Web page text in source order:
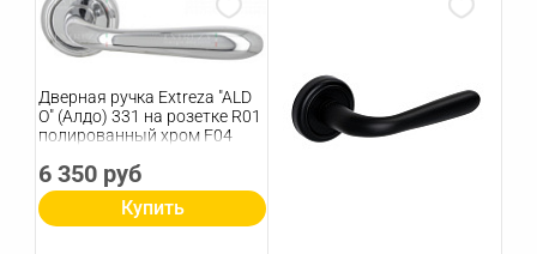
Дверная ручка Extreza "ALD
O" (Алдо) 331 на розетке R01
полированный хром F04
6 350 руб
Купить